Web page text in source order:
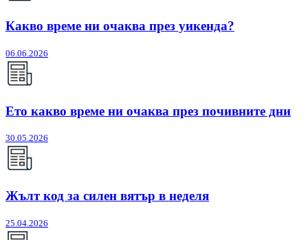
Какво време ни очаква през уикенда?
06.06.2026
Ето какво време ни очаква през почивните дни
30.05.2026
Жълт код за силен вятър в неделя
25.04.2026